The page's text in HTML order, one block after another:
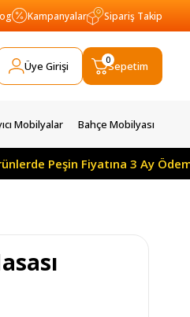
Kampanyalar Sipariş Takip
Üye Girişi Sepetim
0
Mobilyalar Bahçe Mobilyası
Peşin Fiyatına 3 Ay Ödemesiz